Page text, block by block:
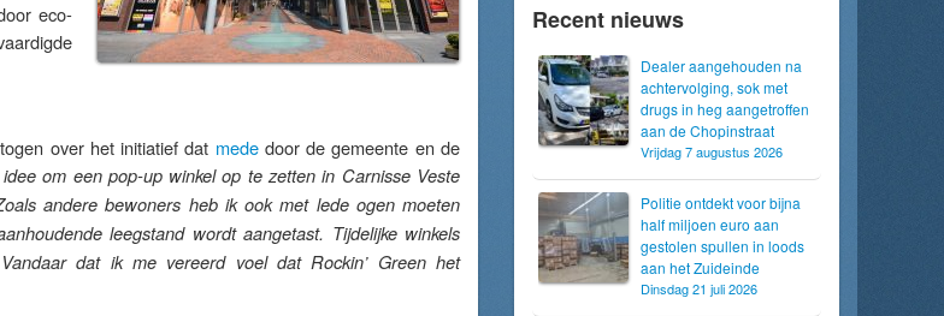
eco-
over het initiatief dat mededoor de gemeente en de
om een pop-up winkel op te zetten in Carnisse Veste
andere bewoners heb ik ook met lede ogen moeten
leegstand wordt aangetast. Tijdelijke winkels
dat ik me vereerd voel dat Rockin’ Green het
Recent nieuws
Dealer aangehouden na
achtervolging, sok met
drugs in heg aangetroffen
aan de Chopinstraat
Vrijdag 7 augustus 2026
Politie ontdekt voor bijna
half miljoen euro aan
gestolen spullen in loods
aan het Zuideinde
Dinsdag 21 juli 2026